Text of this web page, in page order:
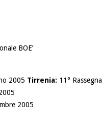
BOE’
2005 Tirrenia: 11° Rassegna
2005